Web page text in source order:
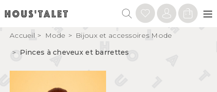
Accueil Mode
Bijoux et accessoires Mode
Pinces à cheveux et barrettes